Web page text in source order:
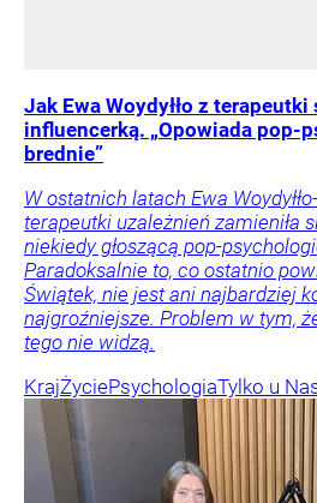
Jak Ewa Woydyłło z terapeutki
influencerką. „Opowiada pop-
brednie”
W ostatnich latach Ewa
terapeutki uzależnień zamieniła
niekiedy głoszącą pop-
Paradoksalnie to, co ostatnio
Świątek, nie jest ani najbardziej
najgroźniejsze. Problem w tym,
tego nie widzą.
KrajŻyciePsychologiaTylko u